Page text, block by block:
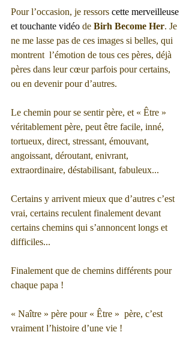
Pour l’occasion, je ressors cette merveilleuse
et touchante vidéo de Birh Become Her. Je
ne me lasse pas de ces images si belles, qui
montrent  l’émotion de tous ces pères, déjà
pères dans leur cœur parfois pour certains,
ou en devenir pour d’autres.
Le chemin pour se sentir père, et « Être »
véritablement père, peut être facile, inné,
tortueux, direct, stressant, émouvant,
angoissant, déroutant, enivrant,
extraordinaire, déstabilisant, fabuleux...
Certains y arrivent mieux que d’autres c’est
vrai, certains reculent finalement devant
certains chemins qui s’annoncent longs et
difficiles...
Finalement que de chemins différents pour
chaque papa !
« Naître » père pour « Être »  père, c’est
vraiment l’histoire d’une vie !